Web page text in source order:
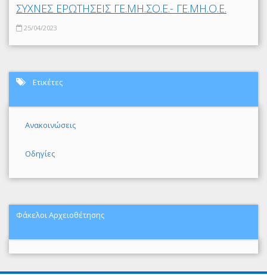
ΣΥΧΝΕΣ ΕΡΩΤΗΣΕΙΣ ΓΕ.ΜΗ.ΣΟ.Ε.- ΓΕ.ΜΗ.Ο.Ε.
25/04/2023
Ετικέτες
Ανακοινώσεις
Οδηγίες
Φάκελοι Αρχειοθέτησης